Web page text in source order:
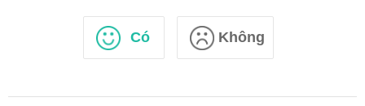
// Applying line through style
element with class tick
    matches
document
Có Không